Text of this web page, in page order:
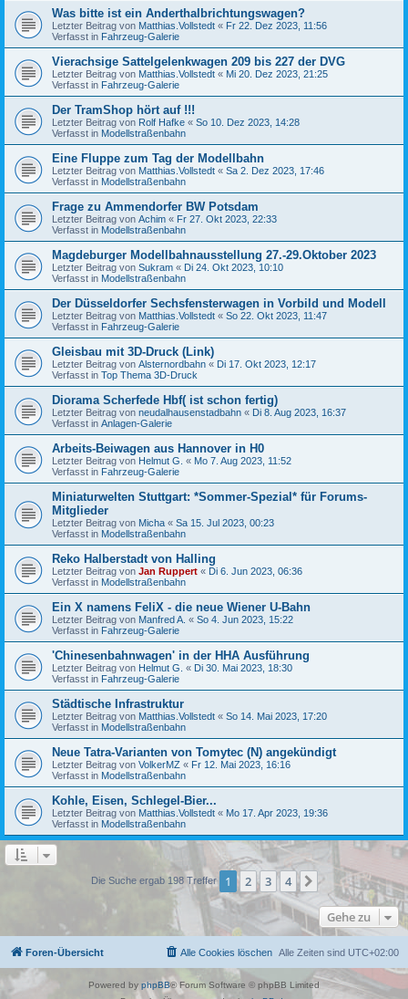
Was bitte ist ein Anderthalbrichtungswagen?
Letzter Beitrag von Matthias.Vollstedt « Fr 22. Dez 2023, 11:56
Verfasst in Fahrzeug-Galerie
Vierachsige Sattelgelenkwagen 209 bis 227 der DVG
Letzter Beitrag von Matthias.Vollstedt « Mi 20. Dez 2023, 21:25
Verfasst in Fahrzeug-Galerie
Der TramShop hört auf !!!
Letzter Beitrag von Rolf Hafke « So 10. Dez 2023, 14:28
Verfasst in Modellstraßenbahn
Eine Fluppe zum Tag der Modellbahn
Letzter Beitrag von Matthias.Vollstedt « Sa 2. Dez 2023, 17:46
Verfasst in Modellstraßenbahn
Frage zu Ammendorfer BW Potsdam
Letzter Beitrag von Achim « Fr 27. Okt 2023, 22:33
Verfasst in Modellstraßenbahn
Magdeburger Modellbahnausstellung 27.-29.Oktober 2023
Letzter Beitrag von Sukram « Di 24. Okt 2023, 10:10
Verfasst in Modellstraßenbahn
Der Düsseldorfer Sechsfensterwagen in Vorbild und Modell
Letzter Beitrag von Matthias.Vollstedt « So 22. Okt 2023, 11:47
Verfasst in Fahrzeug-Galerie
Gleisbau mit 3D-Druck (Link)
Letzter Beitrag von Alsternordbahn « Di 17. Okt 2023, 12:17
Verfasst in Top Thema 3D-Druck
Diorama Scherfede Hbf( ist schon fertig)
Letzter Beitrag von neudalhausenstadbahn « Di 8. Aug 2023, 16:37
Verfasst in Anlagen-Galerie
Arbeits-Beiwagen aus Hannover in H0
Letzter Beitrag von Helmut G. « Mo 7. Aug 2023, 11:52
Verfasst in Fahrzeug-Galerie
Miniaturwelten Stuttgart: *Sommer-Spezial* für Forums-
Mitglieder
Letzter Beitrag von Micha « Sa 15. Jul 2023, 00:23
Verfasst in Modellstraßenbahn
Reko Halberstadt von Halling
Letzter Beitrag von Jan Ruppert « Di 6. Jun 2023, 06:36
Verfasst in Modellstraßenbahn
Ein X namens FeliX - die neue Wiener U-Bahn
Letzter Beitrag von Manfred A. « So 4. Jun 2023, 15:22
Verfasst in Fahrzeug-Galerie
'Chinesenbahnwagen' in der HHA Ausführung
Letzter Beitrag von Helmut G. « Di 30. Mai 2023, 18:30
Verfasst in Fahrzeug-Galerie
Städtische Infrastruktur
Letzter Beitrag von Matthias.Vollstedt « So 14. Mai 2023, 17:20
Verfasst in Modellstraßenbahn
Neue Tatra-Varianten von Tomytec (N) angekündigt
Letzter Beitrag von VolkerMZ « Fr 12. Mai 2023, 16:16
Verfasst in Modellstraßenbahn
Kohle, Eisen, Schlegel-Bier...
Letzter Beitrag von Matthias.Vollstedt « Mo 17. Apr 2023, 19:36
Verfasst in Modellstraßenbahn
Die Suche ergab 198 Treffer 1 2 3 4 Nächste
Gehe zu
Foren-Übersicht Alle Zeiten sind UTC+02:00
Alle Cookies löschen
Powered by phpBB® Forum Software © phpBB Limited